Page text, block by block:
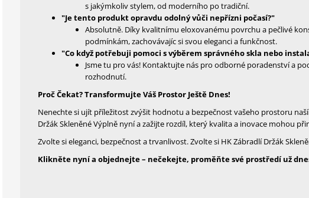
s jakýmkoliv stylem, od moderního po tradiční.
"Je tento produkt opravdu odolný vůči nepřízni počasí?"
Absolutně. Díky kvalitnímu eloxovanému povrchu a pečlivé
podmínkám, zachovávajíc si svou eleganci a funkčnost.
"Co když potřebuji pomoci s výběrem správného skla nebo
Jsme tu pro vás! Kontaktujte nás pro odborné poradenství a
rozhodnutí.
Proč Čekat? Transformujte Váš Prostor Ještě Dnes!
Nenechte si ujít příležitost zvýšit hodnotu a bezpečnost vašeho prostoru
Držák Skleněné Výplně nyní a zažijte rozdíl, který kvalita a inovace mohou
Zvolte si eleganci, bezpečnost a trvanlivost. Zvolte si HK Zábradlí Držák
Klikněte nyní a objednejte – nečekejte, proměňte své prostředí už